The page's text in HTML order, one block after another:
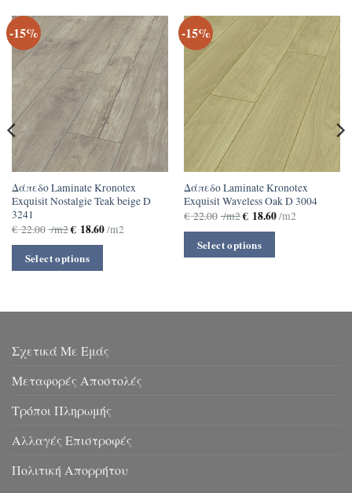
-15%
Δάπεδο Laminate Kronotex
Exquisit Nostalgie Teak beige D
3241
€22.00 /m2€18.60/m2
Select options
-15%
Δάπεδο Laminate Kronotex
Exquisit Waveless Oak D 3004
€22.00 /m2€18.60/m2
Select options
Σχετικά Με Εμάς
Μεταφορές Αποστολές
Τρόποι Πληρωμής
Αλλαγές Επιστροφές
Πολιτική Απορρήτου